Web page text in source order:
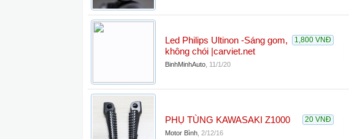
1,800 VNĐ
Led Philips Ultinon -Sáng gom,
không chói |carviet.net
BinhMinhAuto 11/1/20
20 VNĐ
PHỤ TÙNG KAWASAKI Z1000
Motor Bình 2/12/16